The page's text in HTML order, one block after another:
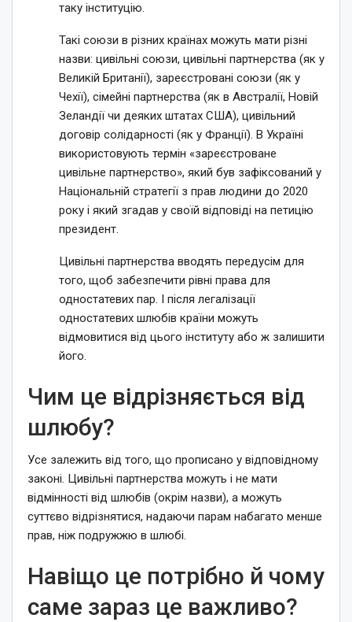
таку інституцію.
Такі союзи в різних країнах можуть мати різні
назви: цивільні союзи, цивільні партнерства (як у
Великій Британії), зареєстровані союзи (як у
Чехії), сімейні партнерства (як в Австралії, Новій
Зеландії чи деяких штатах США), цивільний
договір солідарності (як у Франції). В Україні
використовують термін «зареєстроване
цивільне партнерство», який був зафіксований у
Національній стратегії з прав людини до 2020
року і який згадав у своїй відповіді на петицію
президент.
Цивільні партнерства вводять передусім для
того, щоб забезпечити рівні права для
одностатевих пар. І після легалізації
одностатевих шлюбів країни можуть
відмовитися від цього інституту або ж залишити
його.
Чим це відрізняється від
шлюбу?
Усе залежить від того, що прописано у відповідному
законі. Цивільні партнерства можуть і не мати
відмінності від шлюбів (окрім назви), а можуть
суттєво відрізнятися, надаючи парам набагато менше
прав, ніж подружжю в шлюбі.
Навіщо це потрібно й чому
саме зараз це важливо?